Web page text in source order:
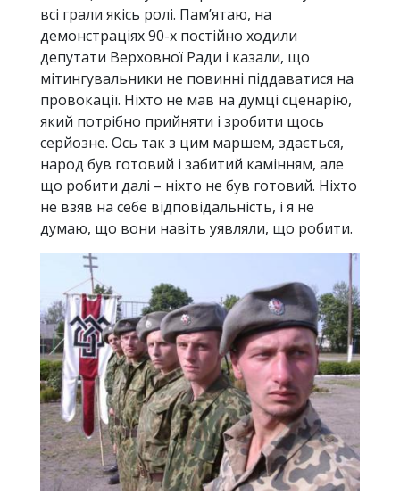
всі грали якісь ролі. Пам’ятаю, на
демонстраціях 90-х постійно ходили
депутати Верховної Ради і казали, що
мітингувальники не повинні піддаватися на
провокації. Ніхто не мав на думці сценарію,
який потрібно прийняти і зробити щось
серйозне. Ось так з цим маршем, здається,
народ був готовий і забитий камінням, але
що робити далі – ніхто не був готовий. Ніхто
не взяв на себе відповідальність, і я не
думаю, що вони навіть уявляли, що робити.